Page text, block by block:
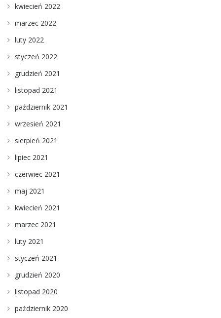
kwiecień 2022
marzec 2022
luty 2022
styczeń 2022
grudzień 2021
listopad 2021
październik 2021
wrzesień 2021
sierpień 2021
lipiec 2021
czerwiec 2021
maj 2021
kwiecień 2021
marzec 2021
luty 2021
styczeń 2021
grudzień 2020
listopad 2020
październik 2020